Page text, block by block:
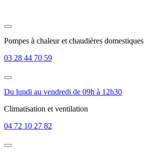
Pompes à chaleur et chaudières domestiques
03 28 44 70 59
Du lundi au vendredi de 09h à 12h30
Climatisation et ventilation
04 72 10 27 82